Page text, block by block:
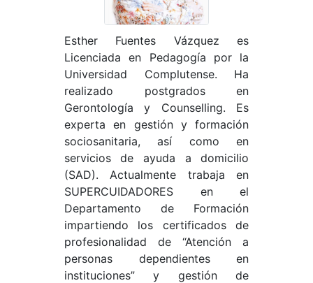
Esther Fuentes Vázquez es
Licenciada en Pedagogía por la
Universidad Complutense. Ha
realizado postgrados en
Gerontología y Counselling. Es
experta en gestión y formación
sociosanitaria, así como en
servicios de ayuda a domicilio
(SAD). Actualmente trabaja en
SUPERCUIDADORES en el
Departamento de Formación
impartiendo los certificados de
profesionalidad de “Atención a
personas dependientes en
instituciones” y gestión de